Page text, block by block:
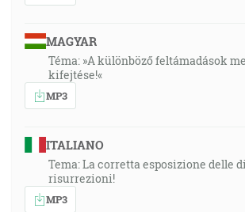
MAGYAR
Téma: »A különböző feltámadások
kifejtése!«
MP3
ITALIANO
Tema: La corretta esposizione delle
risurrezioni!
MP3